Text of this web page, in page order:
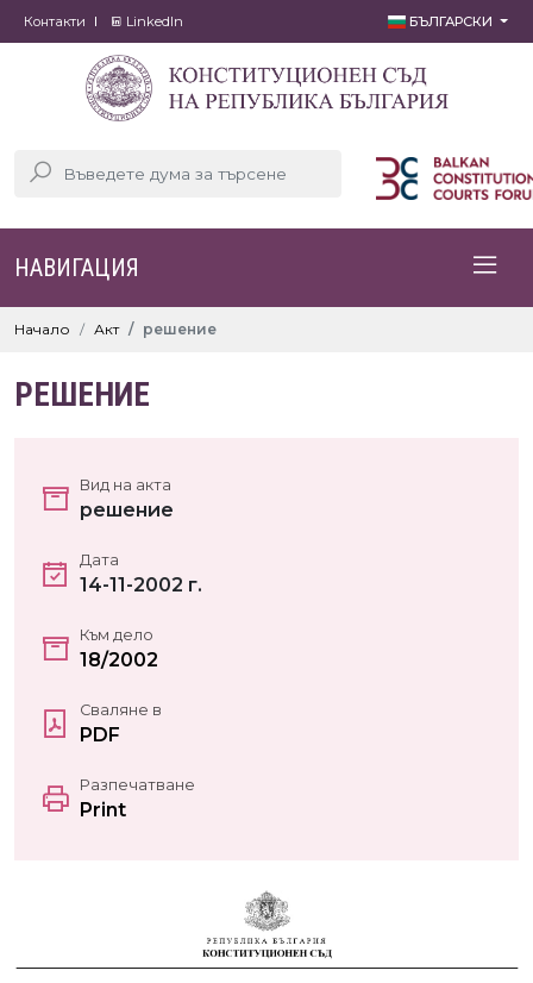
Контакти LinkedIn БЪЛГАРСКИ
НАВИГАЦИЯ
Начало Акт решение
РЕШЕНИЕ
Вид на акта
решение
Дата
14-11-2002 г.
Към дело
18/2002
Сваляне в
PDF
Разпечатване
Print